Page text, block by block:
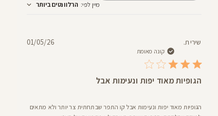
מיין לפי: הרלוונטים ביותר
שירי ת.
קונה מאומת
הגופיות מאוד יפות ונעימות אבל
הגופיות מאוד יפות ונעימות אבל קו התפר שבתחתית צר יותר ולא מתאים
תאריך01/05/26